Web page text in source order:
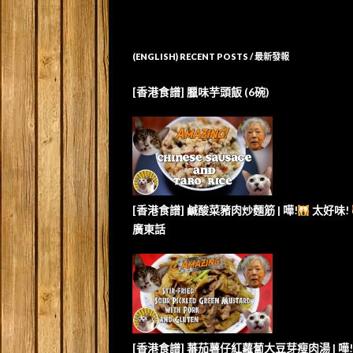
(ENGLISH) RECENT POSTS / 最新發報
[香港食譜] 臘味芋頭飯 (6碗)
[香港食譜] 鹹酸菜豬肉炒麵筋 | 嘩!
太好味!
廣東話
[香港食譜] 蕃茄薯仔紅蘿蔔大豆芽瘦肉湯 | 嘩!